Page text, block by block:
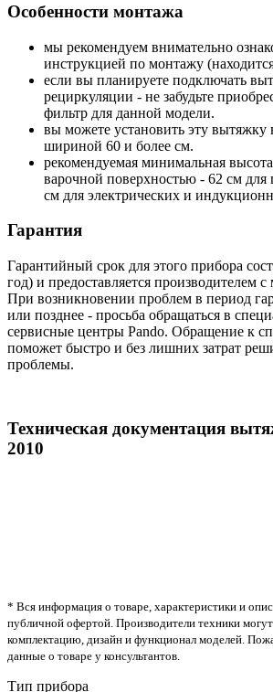
Особенности монтажа
мы рекомендуем внимательно
инструкцией по монтажу
если вы планируете подключать
рециркуляции - не забудьте
фильтр для данной модели.
вы можете установить эту
шириной 60 и более см.
рекомендуемая минимальная
варочной поверхностью - 62 см для
см для электрических и
Гарантия
Гарантийный срок для этого прибора
год) и предоставляется производителем
При возникновении проблем в период
или позднее - просьба обращаться в
сервисные центры Pando. Обращение к
поможет быстро и без лишних затрат
проблемы.
Техническая документация
2010
* Вся информация о товаре, характеристики и
публичной офертой. Производители техники
комплектацию, дизайн и функционал моделей.
данные о товаре у консультантов.
Тип прибора